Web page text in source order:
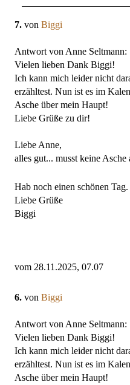
7. von Biggi
Antwort von Anne Seltmann:
Vielen lieben Dank Biggi!
Ich kann mich leider nicht
erzähltest. Nun ist es im
Asche über mein Haupt!
Liebe Grüße zu dir!
Liebe Anne,
alles gut... musst keine
Hab noch einen schönen Tag.
Liebe Grüße
Biggi
vom 28.11.2025, 07.07
6. von Biggi
Antwort von Anne Seltmann:
Vielen lieben Dank Biggi!
Ich kann mich leider nicht
erzähltest. Nun ist es im
Asche über mein Haupt!